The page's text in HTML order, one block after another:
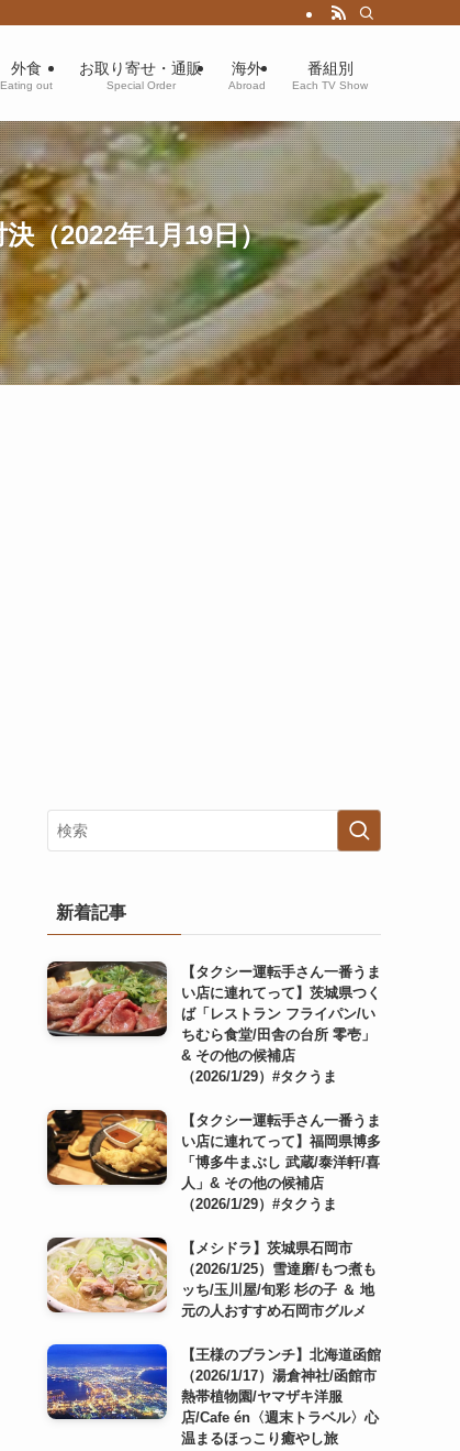
外食
Eating out
お取り寄せ・通販
Special Order
海外
Abroad
番組別
Each TV Show
（2022年1月19日）
新着記事
【タクシー運転手さん一番うま
い店に連れてって】茨城県つく
ば「レストラン フライパン/い
ちむら食堂/田舎の台所 零壱」
& その他の候補店
（2026/1/29）#タクうま
【タクシー運転手さん一番うま
い店に連れてって】福岡県博多
「博多牛まぶし 武蔵/泰洋軒/喜
人」& その他の候補店
（2026/1/29）#タクうま
【メシドラ】茨城県石岡市
（2026/1/25）雪達磨/もつ煮も
ッち/玉川屋/旬彩 杉の子 ＆ 地
元の人おすすめ石岡市グルメ
【王様のブランチ】北海道函館
（2026/1/17）湯倉神社/函館市
熱帯植物園/ヤマザキ洋服
店/Cafe én〈週末トラベル〉心
温まるほっこり癒やし旅